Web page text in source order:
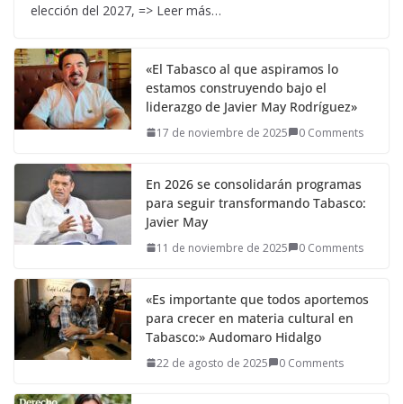
elección del 2027, => Leer más…
«El Tabasco al que aspiramos lo
estamos construyendo bajo el
liderazgo de Javier May Rodríguez»
17 de noviembre de 2025 0 Comments
En 2026 se consolidarán programas
para seguir transformando Tabasco:
Javier May
11 de noviembre de 2025 0 Comments
«Es importante que todos aportemos
para crecer en materia cultural en
Tabasco:» Audomaro Hidalgo
22 de agosto de 2025 0 Comments